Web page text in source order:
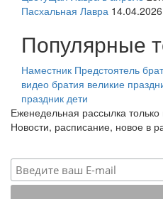
Пасхальная Лавра 14.04.2026
Популярные
Наместник Предстоятель
видео братия великие
праздник дети
Еженедельная рассылка
Новости, расписание, новое в